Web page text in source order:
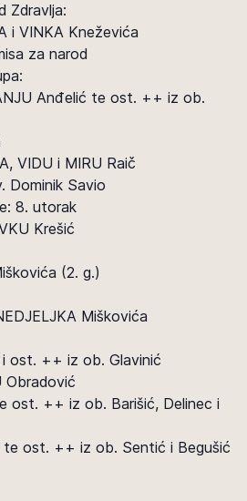
Zdravlja:
i VINKA Kneževića
za narod
Anđelić te ost. ++ iz ob.
VIDU i MIRU Raič
Dominik Savio
8. utorak
Krešić
(2. g.)
Miškovića
i ost. ++ iz ob. Glavinić
Obradović
ost. ++ iz ob. Barišić, Delinec i
te ost. ++ iz ob. Sentić i Begušić